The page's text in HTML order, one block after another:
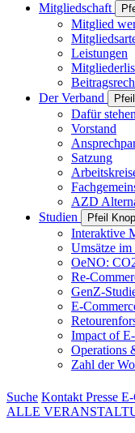
Mitgliedschaft
Mitglied
Leistungen
Der Verband
Dafür
Vorstand
Satzung
AZD
Studien
Pfeil
Interaktive
Umsätze im
OeNO:
Re-
GenZ-
E-
Impact of
Operations
Zahl der
Suche Kontakt Presse
ALLE